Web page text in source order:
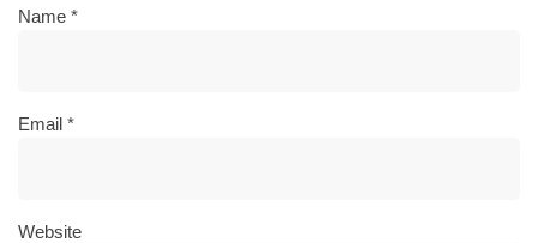
Name *
Email *
Website